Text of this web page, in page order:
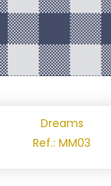
Dreams
Ref.: MM03